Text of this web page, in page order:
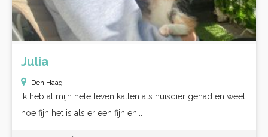
Julia
Den Haag
Ik heb al mijn hele leven katten als huisdier gehad en weet
hoe fijn het is als er een fijn en...